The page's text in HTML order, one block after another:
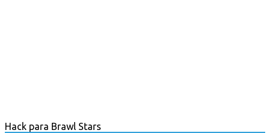
Hack para Brawl Stars